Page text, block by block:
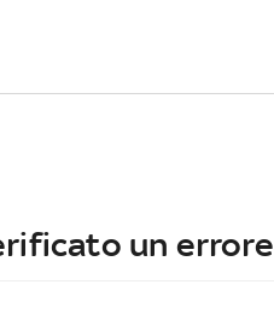
un errore